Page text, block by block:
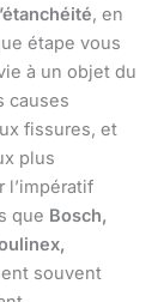
, en
étape vous
à un objet du
causes
fissures, et
plus
l’impératif
que Bosch,
souvent